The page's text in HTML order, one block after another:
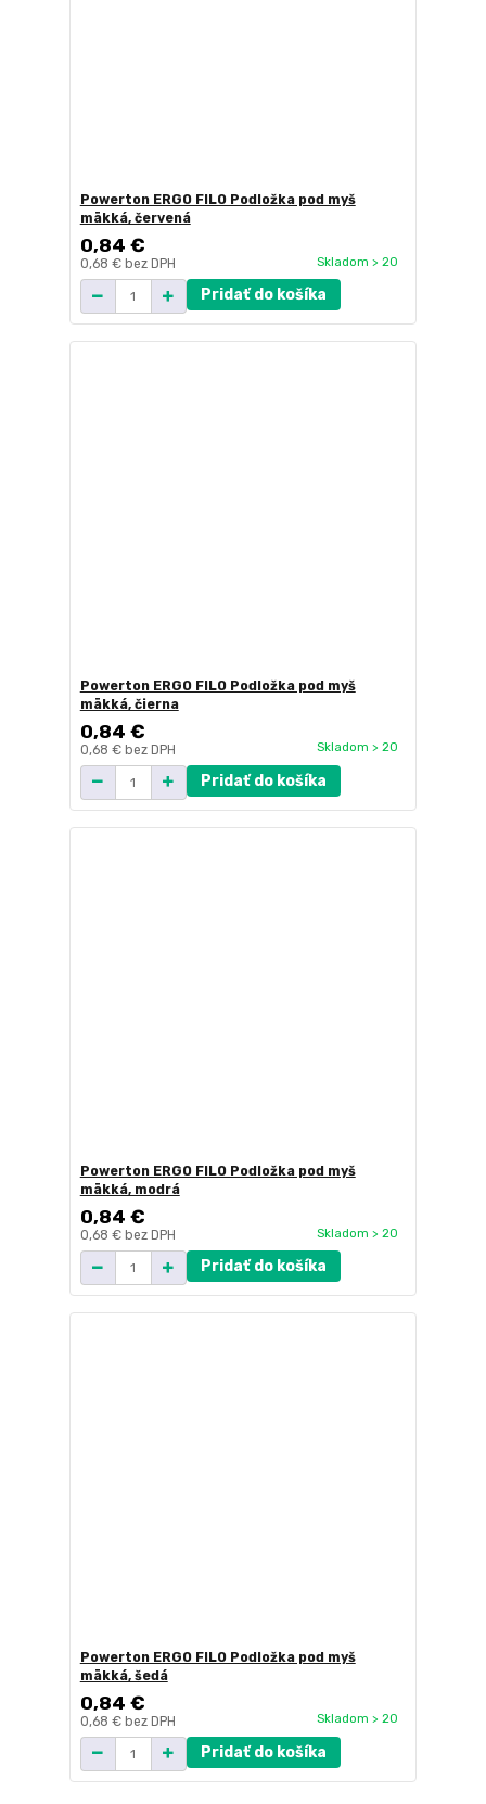
Powerton ERGO FILO Podložka pod myš
mäkká, červená
0,84 €
0,68 € bez DPH Skladom > 20
Pridať do košíka
Powerton ERGO FILO Podložka pod myš
mäkká, čierna
0,84 €
0,68 € bez DPH Skladom > 20
Pridať do košíka
Powerton ERGO FILO Podložka pod myš
mäkká, modrá
0,84 €
0,68 € bez DPH Skladom > 20
Pridať do košíka
Powerton ERGO FILO Podložka pod myš
mäkká, šedá
0,84 €
0,68 € bez DPH Skladom > 20
Pridať do košíka